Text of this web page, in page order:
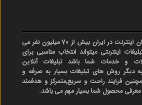
در حال حاضر کاربران اینترنت در ایران بیش از 70 میلیون نفر می
اینترنتی میتواند انتخاب مناسبی برای
و خدمات شما باشد تبلیغات آنلاین
دیگر روش های تبلیغات بسیار به صرفه و
فرایند راحت و سریع,متمرکز و هدفمند
محصول شما بسیار مهم می باشد.